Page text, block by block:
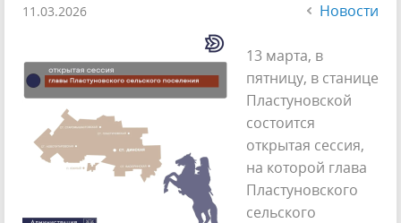
11.03.2026 Новости
13 марта, в
пятницу, в станице
Пластуновской
состоится
открытая сессия,
на которой глава
Пластуновского
сельского